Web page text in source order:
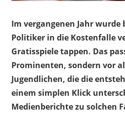
Im vergangenen Jahr wurde
Politiker in die Kostenfalle
Gratisspiele tappen. Das
Prominenten, sondern vor
Jugendlichen, die die
einem simplen Klick
Medienberichte zu solchen